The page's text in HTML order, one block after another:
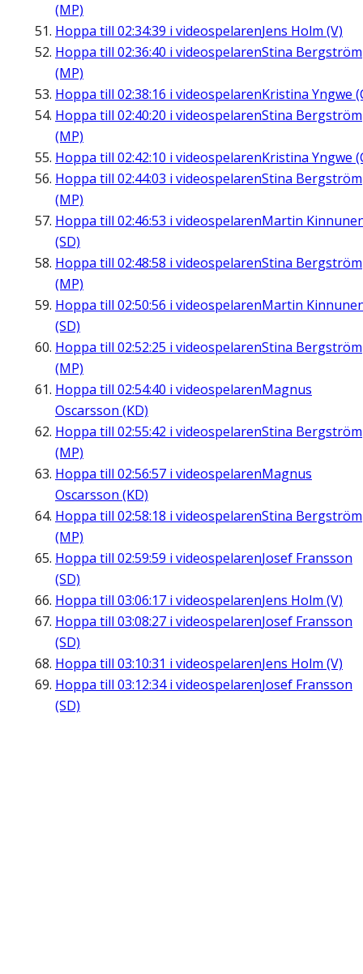
(MP)
Hoppa till 02:34:39 i videospelarenJens Holm (V)
Hoppa till 02:36:40 i videospelarenStina Bergström
(MP)
Hoppa till 02:38:16 i videospelarenKristina Yngwe
Hoppa till 02:40:20 i videospelarenStina Bergström
(MP)
Hoppa till 02:42:10 i videospelarenKristina Yngwe
Hoppa till 02:44:03 i videospelarenStina Bergström
(MP)
Hoppa till 02:46:53 i videospelarenMartin
(SD)
Hoppa till 02:48:58 i videospelarenStina Bergström
(MP)
Hoppa till 02:50:56 i videospelarenMartin
(SD)
Hoppa till 02:52:25 i videospelarenStina Bergström
(MP)
Hoppa till 02:54:40 i videospelarenMagnus
Oscarsson (KD)
Hoppa till 02:55:42 i videospelarenStina Bergström
(MP)
Hoppa till 02:56:57 i videospelarenMagnus
Oscarsson (KD)
Hoppa till 02:58:18 i videospelarenStina Bergström
(MP)
Hoppa till 02:59:59 i videospelarenJosef Fransson
(SD)
Hoppa till 03:06:17 i videospelarenJens Holm (V)
Hoppa till 03:08:27 i videospelarenJosef Fransson
(SD)
Hoppa till 03:10:31 i videospelarenJens Holm (V)
Hoppa till 03:12:34i videospelarenJosef Fransson
(SD)